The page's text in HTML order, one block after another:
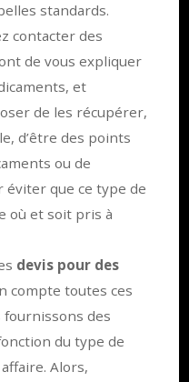
standards.
contacter des
de vous expliquer
et
de les récupérer,
d’être des points
ou de
éviter que ce type de
où et soit pris à
devis pour des
compte toutes ces
des
du type de
Alors,